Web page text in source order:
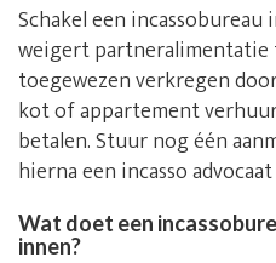
Schakel een
weigert partneralimentatie
toegewezen verkregen
kot of appartement
betalen. Stuur nog één
hierna een incasso
Wat doet een
innen?